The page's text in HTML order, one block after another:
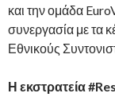
και την ομάδα
συνεργασία με τα
Εθνικούς
Η εκστρατεία